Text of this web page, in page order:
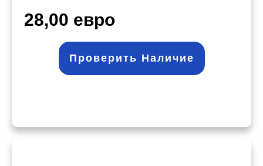
28,00 евро
Проверить Наличие